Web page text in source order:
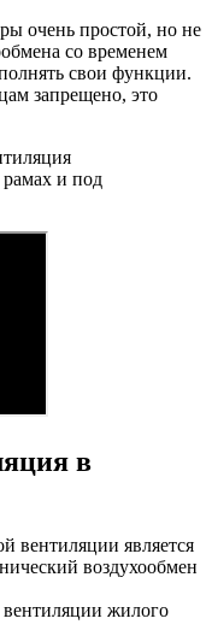
очень простой, но не
со временем
свои функции.
запрещено, это
рамах и под
в
вентиляции является
воздухообмен
вентиляции жилого